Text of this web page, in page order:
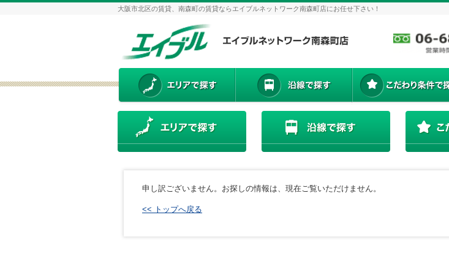
大阪市北区の賃貸、南森町の賃貸ならエイブルネットワーク南森町店にお任せ下さい！
申し訳ございません。お探しの情報は、現在ご覧いただけません。
<< トップへ戻る